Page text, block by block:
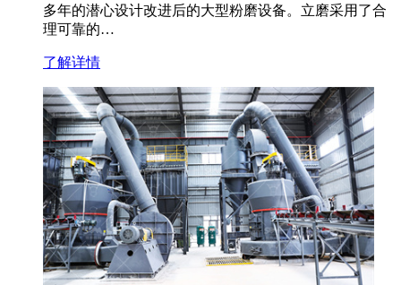
多年的潜心设计改进后的大型粉磨设备。立磨采用了合
理可靠的…
了解详情